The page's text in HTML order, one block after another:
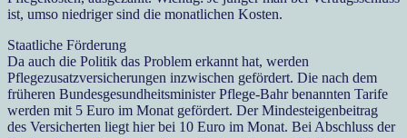
ist, umso niedriger sind die monatlichen Kosten.
Staatliche Förderung
Da auch die Politik das Problem erkannt hat, werden
Pflegezusatzversicherungen inzwischen gefördert. Die nach dem
früheren Bundesgesundheitsminister Pflege-Bahr benannten Tarife
werden mit 5 Euro im Monat gefördert. Der Mindesteigenbeitrag
des Versicherten liegt hier bei 10 Euro im Monat. Bei Abschluss der